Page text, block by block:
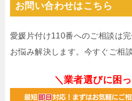
お問い合わせはこちら
愛媛片付け110番へのご相談は
お悩み解決します。今すぐご相
＼業者選びに困